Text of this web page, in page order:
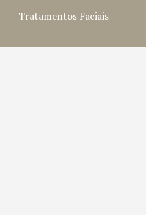
Tratamentos Faciais